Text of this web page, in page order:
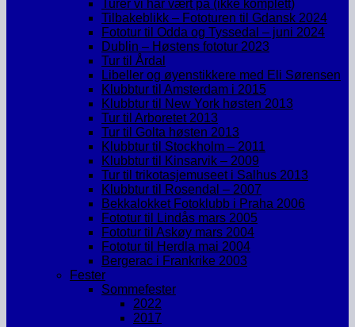
Turer vi har vært på (ikke komplett)
Tilbakeblikk – Fototuren til Gdansk 2024
Fototur til Odda og Tyssedal – juni 2024
Dublin – Høstens fototur 2023
Tur til Årdal
Libeller og øyenstikkere med Eli Sørensen
Klubbtur til Amsterdam i 2015
Klubbtur til New York høsten 2013
Tur til Arboretet 2013
Tur til Golta høsten 2013
Klubbtur til Stockholm – 2011
Klubbtur til Kinsarvik – 2009
Tur til trikotasjemuseet i Salhus 2013
Klubbtur til Rosendal – 2007
Bekkalokket Fotoklubb i Praha 2006
Fototur til Lindås mars 2005
Fototur til Askøy mars 2004
Fototur til Herdla mai 2004
Bergerac i Frankrike 2003
Fester
Sommefester
2022
2017